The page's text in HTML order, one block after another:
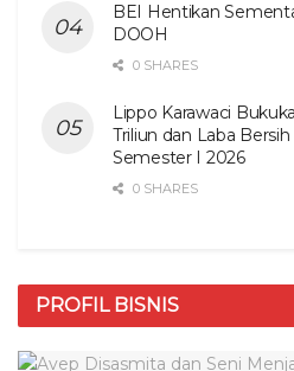
BEI Hentikan
DOOH
0 SHARES
Lippo Karawaci
Triliun dan Laba
Semester I 2026
0 SHARES
PROFIL BISNIS